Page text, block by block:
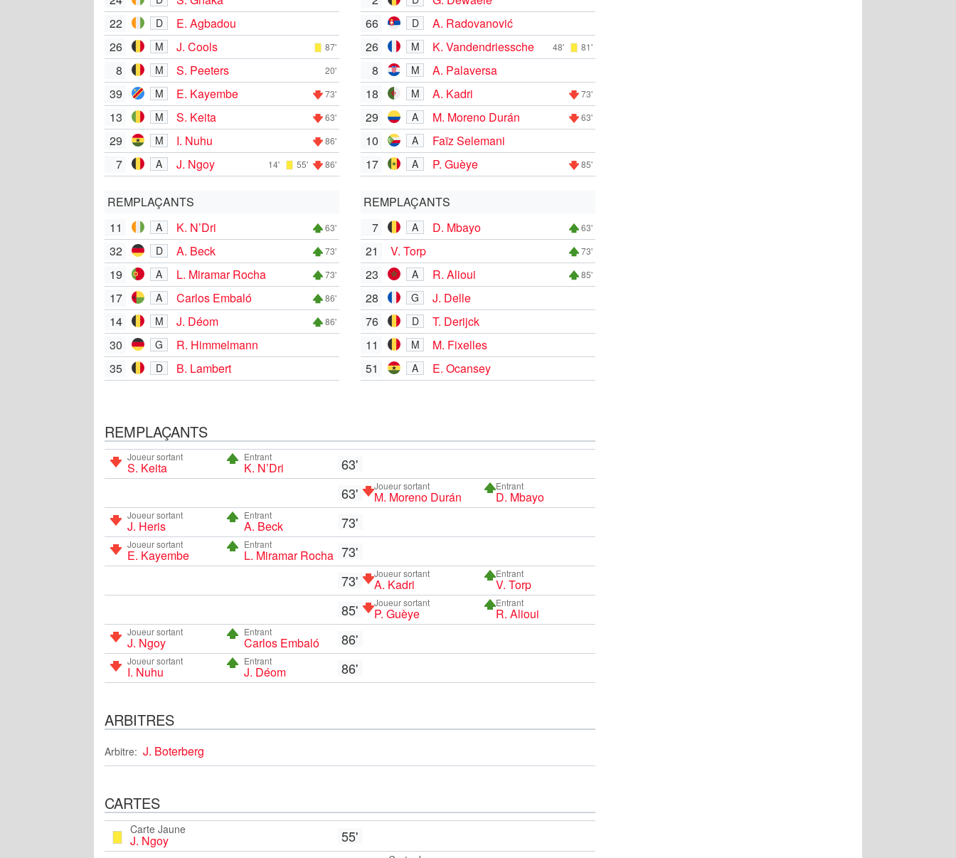
22
D
E. Agbadou
26
M J. Cools 87'
8 M S. Peeters 20'
39 M E. Kayembe 73'
13 M S. Keita 63'
29 M I. Nuhu 86'
7 A J. Ngoy 14' 55' 86'
REMPLAÇANTS
11
A K. N’Dri 63'
32 D A. Beck 73'
19 A L. Miramar Rocha 73'
17 A Carlos Embaló 86'
14 M J. Déom 86'
30 G
R. Himmelmann
35
D B. Lambert
66
D
A. Radovanović
26
M K. Vandendriessche 48' 81'
8 M
A. Palaversa
18
M A. Kadri 73'
29 A M. Moreno Durán 63'
10 A
Faïz Selemani
17
A P. Guèye 85'
REMPLAÇANTS
7
A D. Mbayo 63'
21 V. Torp 73'
23 A R. Alioui 85'
28 G
J. Delle
76
D
T. Derijck
11
M
M. Fixelles
51
A E. Ocansey
REMPLAÇANTS
Joueur sortant
S. Keita
Entrant
K. N’Dri
63'
63'
Joueur sortant
M. Moreno Durán
Entrant
D. Mbayo
Joueur sortant
J. Heris
Entrant
A. Beck 73'
Joueur sortant
E. Kayembe
Entrant
L. Miramar Rocha 73'
73'
Joueur sortant
A. Kadri
Entrant
V. Torp
85' Joueur sortant
P. Guèye
Entrant
R. Alioui
Joueur sortant
J. Ngoy
Entrant
Carlos Embaló 86'
Joueur sortant
I. Nuhu
Entrant
J. Déom 86'
ARBITRES
Arbitre: J. Boterberg
CARTES
Carte Jaune
J. Ngoy
55'